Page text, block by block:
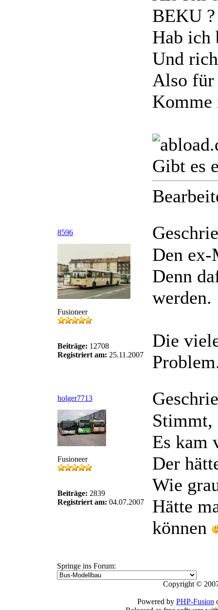
BEKU ?
Hab ich
Und
Also
Komme
Gibt es
8596
Fusioneer
Beiträge: 12708
Registriert am: 25.11.2007
Den ex-
Denn
werden.
Die
holger7713
Fusioneer
Beiträge: 2839
Registriert am: 04.07.2007
Stimmt,
Es kam
Der
Wie
Hätte
können
Springe ins Forum:
Copyright ©
Powered by PHP-Fusion